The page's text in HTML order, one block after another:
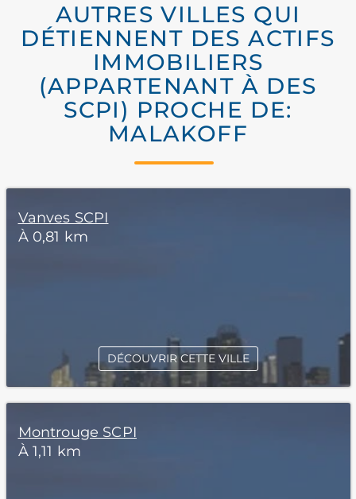
AUTRES VILLES QUI
DÉTIENNENT DES ACTIFS
IMMOBILIERS
(APPARTENANT À DES
SCPI) PROCHE DE:
MALAKOFF
Vanves SCPI
À 0,81 km
DÉCOUVRIR CETTE VILLE
Montrouge SCPI
À 1,11 km